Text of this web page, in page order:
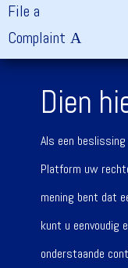
File a
Complaint
Dien
Als een beslissing
Platform uw
mening bent dat
kunt u eenvoudig
onderstaande